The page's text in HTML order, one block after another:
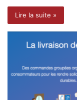
Lire la suite »